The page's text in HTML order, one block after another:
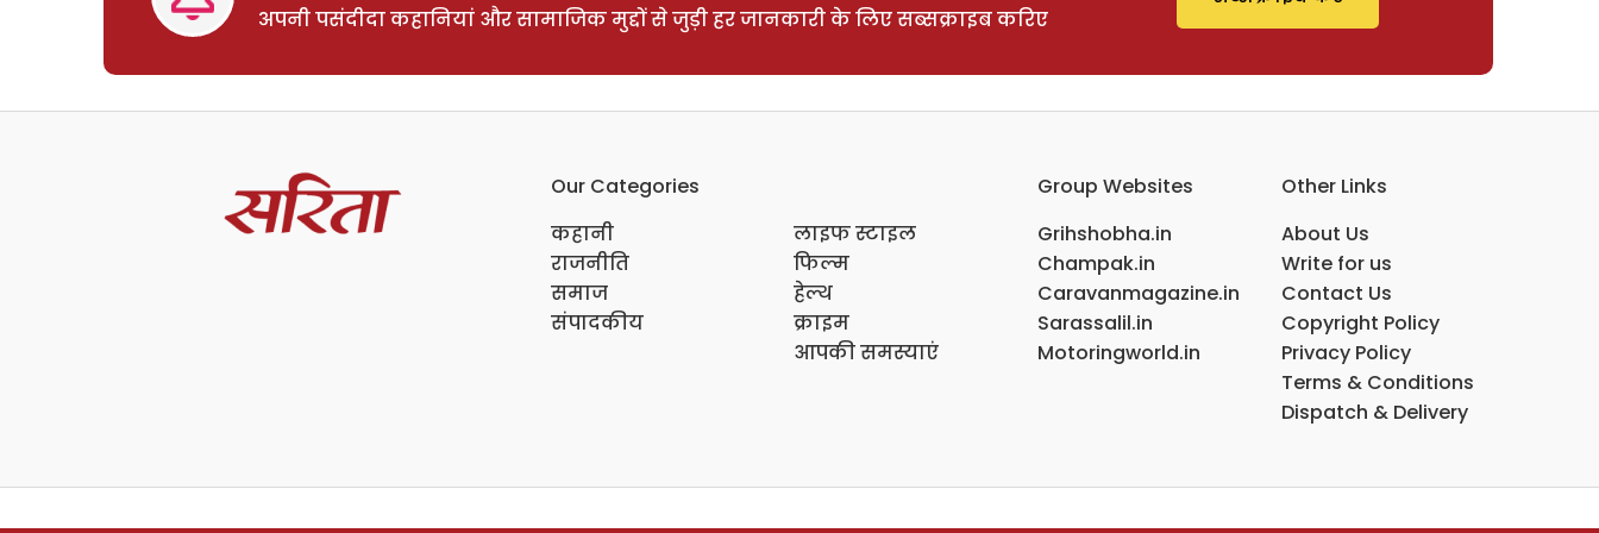
अपनी पसंदीदा कहानियां और सामाजिक मुद्दों से जुड़ी हर जानकारी के लिए सब्सक्राइब करिए
Our Categories
कहानी
राजनीति
समाज
संपादकीय
लाइफ स्टाइल
फिल्म
हेल्थ
क्राइम
आपकी समस्याएं
Group Websites
Grihshobha.in
Champak.in
Caravanmagazine.in
Sarassalil.in
Motoringworld.in
Other Links
About Us
Write for us
Contact Us
Copyright Policy
Privacy Policy
Terms & Conditions
Dispatch & Delivery